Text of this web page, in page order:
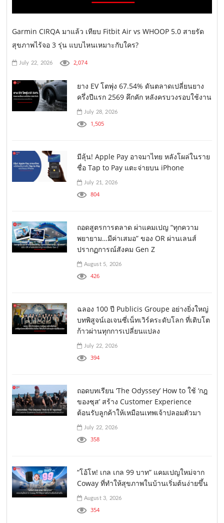
Garmin CIRQA มาแล้ว เทียบ Fitbit Air vs WHOOP 5.0 สายรัด
สุขภาพไร้จอ 3 รุ่น แบบไหนเหมาะกับใคร?
July 22, 2026 2,074
ยาง EV โตพุ่ง 67.54% ดันตลาดเปลี่ยนยาง
ครึ่งปีแรก 2569 คึกคัก หลังครบวงรอบใช้งาน
July 28, 2026
1,505
มีลุ้น! Apple Pay อาจมาไทย หลังโผล่ในราย
ชื่อ Tap to Pay แตะจ่ายบน iPhone
July 21, 2026
804
ถอดสูตรการตลาด ผ่าแคมเปญ “ทุกความ
พยายาม…มีค่าเสมอ” ของ OR ผ่านเลนส์
ปรากฏการณ์สังคม Gen Z
August 5, 2026
426
ฉลอง 100 ปี Publicis Groupe อย่างยิ่งใหญ่
บทพิสูจน์เอเจนซี่เน็ทเวิร์คระดับโลก ที่เติบโต
ก้าวผ่านทุกการเปลี่ยนแปลง
July 22, 2026
394
ถอดบทเรียน ‘The Odyssey’ How to ใช้ ‘กฎ
ของซุส’ สร้าง Customer Experience
ต้อนรับลูกค้าให้เหมือนเทพเจ้าปลอมตัวมา
July 22, 2026
358
“โอ้โห! เกล เกล 99 บาท” แคมเปญใหม่จาก
Coway ที่ทำให้สุขภาพในบ้านเริ่มต้นง่ายขึ้น
August 3, 2026
354